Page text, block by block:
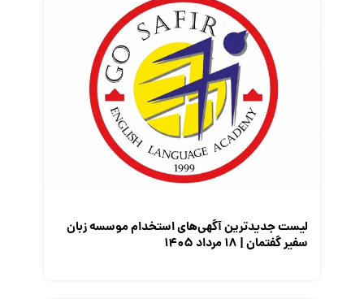
گزارش‌های آماری
مصاحبه شغلی
معرفی شرکت ها
معرفی متخصصان منابع انسانی
لیست جدیدترین آگهی‌های استخدام موسسه زبان
سفیر گفتمان | ۱۸ مرداد ۱۴۰۵